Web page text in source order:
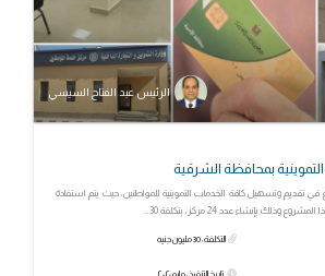
الرئيس عبد الفتاح السيسي
بمحافظة الشرقية
تقديم وتسهيل كافة الخدمات التموينية للمواطنين، حيث يتم استفادة
التكلفة: 30 مليون جنيه